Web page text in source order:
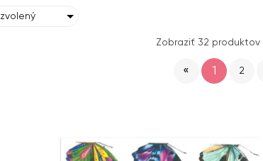
Zobraziť 32 produktov|
« 1 2